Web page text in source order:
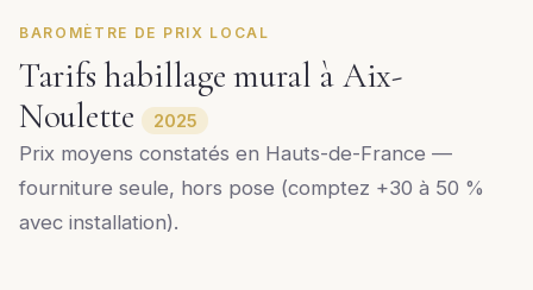
BAROMÈTRE DE PRIX LOCAL
Tarifs habillage mural à Aix-
Noulette
2025
Prix moyens constatés en Hauts-de-France —
fourniture seule, hors pose (comptez +30 à 50 %
avec installation).